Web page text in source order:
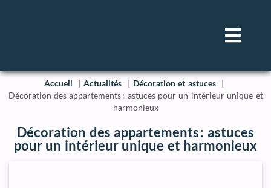
Accueil Actualités
Décoration et astuces
Décoration des appartements : astuces pour un intérieur unique et
harmonieux
Décoration des appartements : astuces
pour un intérieur unique et harmonieux